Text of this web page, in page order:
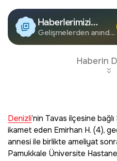
Haberlerimizi
Google'da Takip
Edin
Gelişmelerden anında
Haberin
Denizli’nin Tavas ilçesine
ikamet eden Emirhan H. (4),
annesi ile birlikte ameliyat
Pamukkale Üniversite